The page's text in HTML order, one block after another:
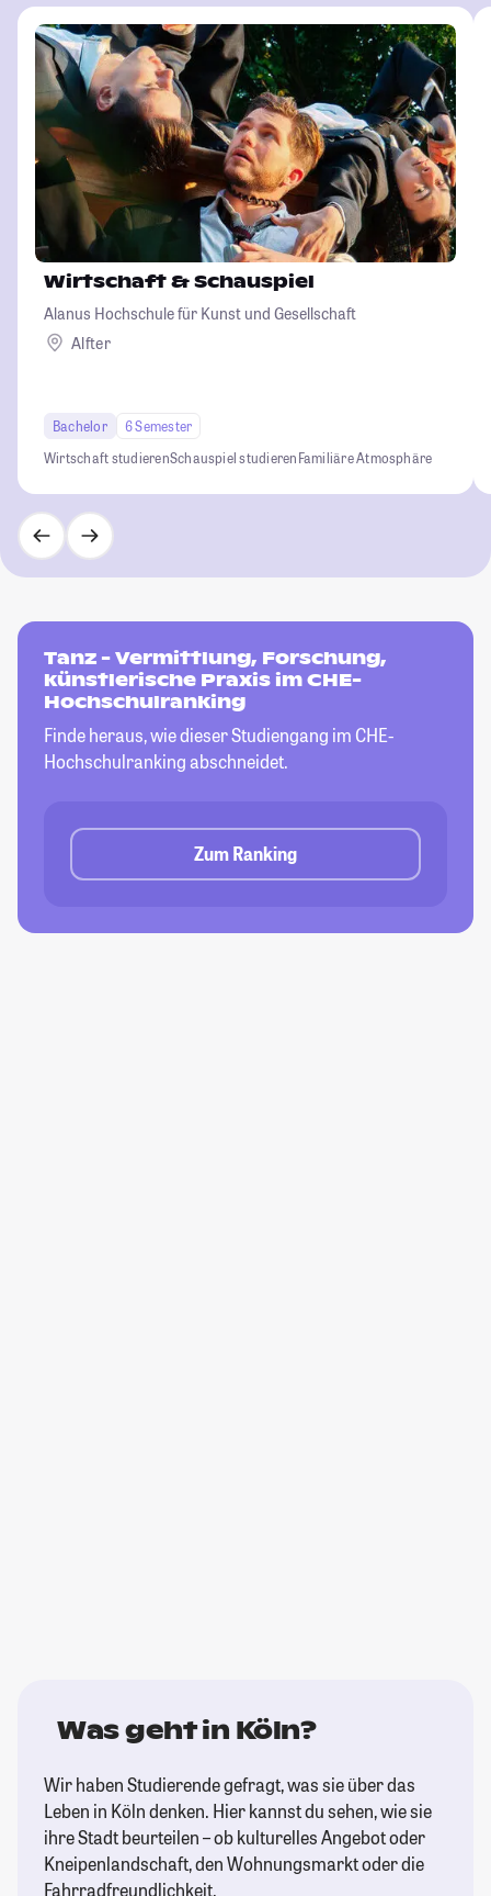
Wirtschaft & Schauspiel
Alanus Hochschule für Kunst und Gesellschaft
Alfter
Bachelor
6 Semester
Wirtschaft studierenSchauspiel studierenFamiliäre Atmosphäre
Tanz - Vermittlung, Forschung,
künstlerische Praxis im CHE-
Hochschulranking
Finde heraus, wie dieser Studiengang im CHE-
Hochschulranking abschneidet.
Zum Ranking
Was geht in Köln?
Wir haben Studierende gefragt, was sie über das
Leben in Köln denken. Hier kannst du sehen, wie sie
ihre Stadt beurteilen – ob kulturelles Angebot oder
Kneipenlandschaft, den Wohnungsmarkt oder die
Fahrradfreundlichkeit.